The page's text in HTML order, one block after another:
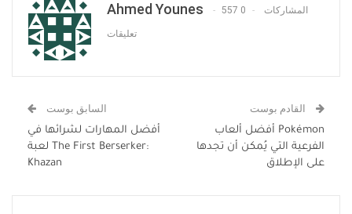
البريد الإلكتروني Ahmed Younes 557 المشاركات 0
تعليقات
السابق بوست
أفضل المهارات لشرائها في
لعبة The First Berserker:
Khazan
أفضل ألعاب Pokémon
الفرعية التي يُمكن أن تجدها
على الإطلاق